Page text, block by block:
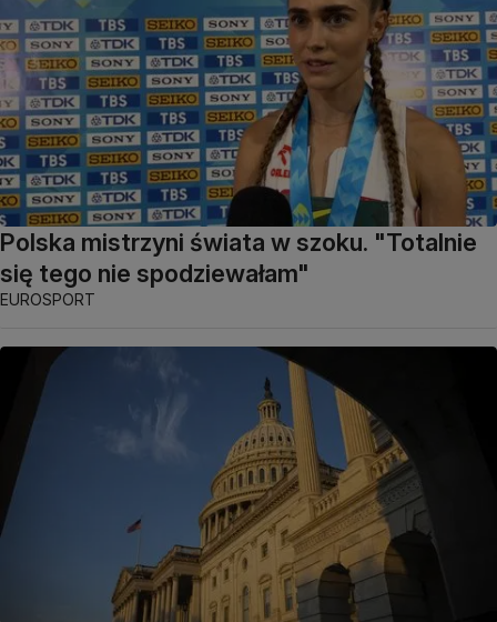
Polska mistrzyni świata w szoku. "Totalnie
się tego nie spodziewałam"
EUROSPORT